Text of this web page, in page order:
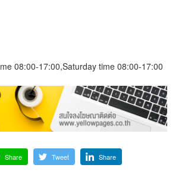
08:00-17:00,Saturday time 08:00-17:00
Share Tweet Share